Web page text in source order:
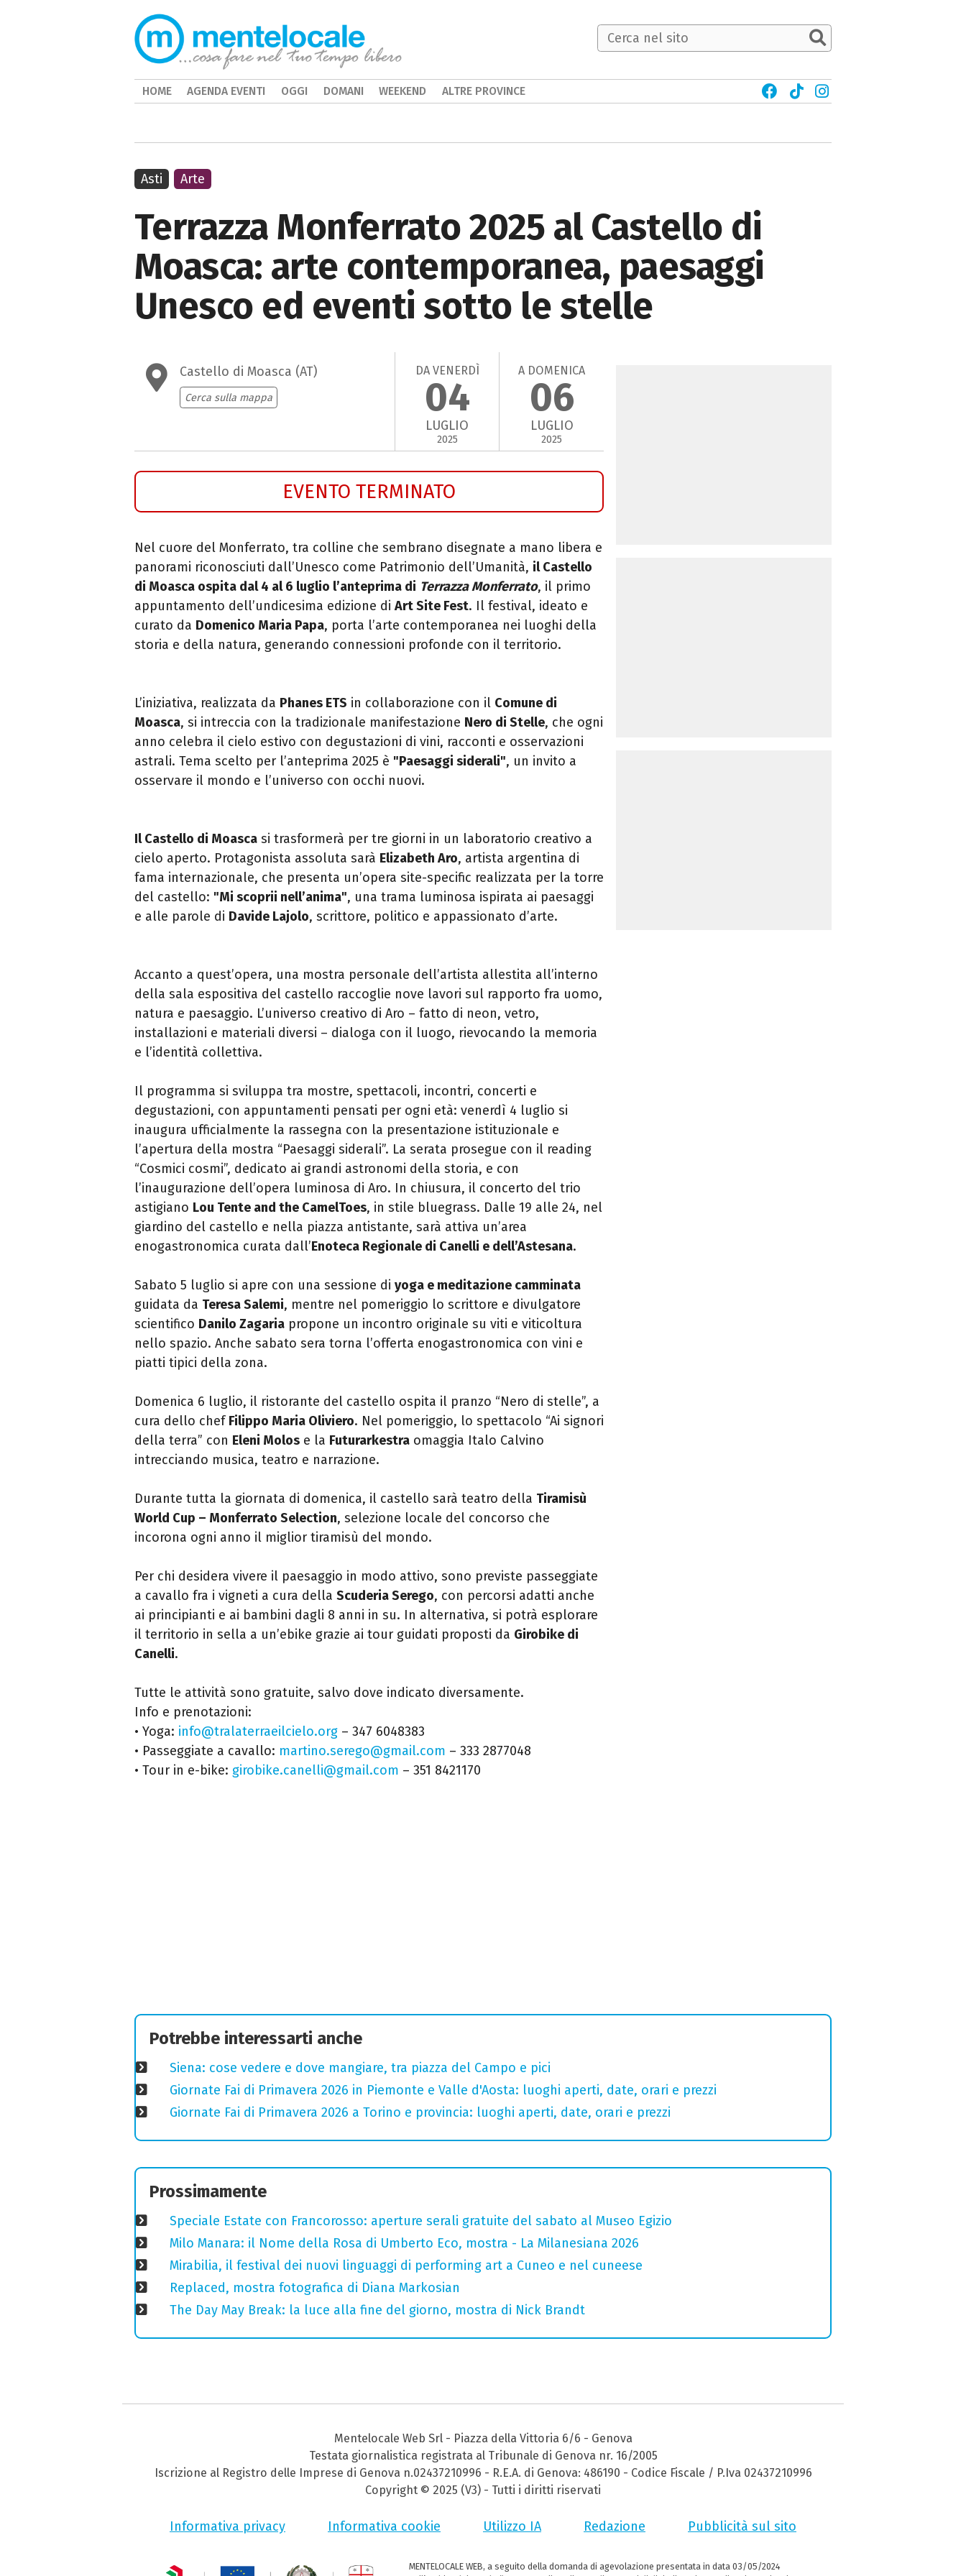
Terrazza Monferrato 2025 al Castello di
Moasca: arte contemporanea, paesaggi
Unesco ed eventi sotto le stelle
Castello di Moasca (AT)
Cerca sulla mappa
DA VENERDÌ
04
LUGLIO
2025
A DOMENICA
06
LUGLIO
2025
EVENTO TERMINATO
Nel cuore del Monferrato, tra colline che sembrano disegnate a mano libera e
panorami riconosciuti dall’Unesco come Patrimonio dell’Umanità, il Castello
di Moasca ospita dal 4 al 6 luglio l’anteprima di Terrazza Monferrato, il primo
appuntamento dell’undicesima edizione di Art Site Fest. Il festival, ideato e
curato da Domenico Maria Papa, porta l’arte contemporanea nei luoghi della
storia e della natura, generando connessioni profonde con il territorio.
L’iniziativa, realizzata da Phanes ETS in collaborazione con il Comune di
Moasca, si intreccia con la tradizionale manifestazione Nero di Stelle, che ogni
anno celebra il cielo estivo con degustazioni di vini, racconti e osservazioni
astrali. Tema scelto per l’anteprima 2025 è "Paesaggi siderali", un invito a
osservare il mondo e l’universo con occhi nuovi.
Il Castello di Moasca si trasformerà per tre giorni in un laboratorio creativo a
cielo aperto. Protagonista assoluta sarà Elizabeth Aro, artista argentina di
fama internazionale, che presenta un’opera site-specific realizzata per la torre
del castello: "Mi scoprii nell’anima", una trama luminosa ispirata ai paesaggi
e alle parole di Davide Lajolo, scrittore, politico e appassionato d’arte.
Accanto a quest’opera, una mostra personale dell’artista allestita all’interno
della sala espositiva del castello raccoglie nove lavori sul rapporto fra uomo,
natura e paesaggio. L’universo creativo di Aro – fatto di neon, vetro,
installazioni e materiali diversi – dialoga con il luogo, rievocando la memoria
e l’identità collettiva.
Il programma si sviluppa tra mostre, spettacoli, incontri, concerti e
degustazioni, con appuntamenti pensati per ogni età: venerdì 4 luglio si
inaugura ufficialmente la rassegna con la presentazione istituzionale e
l’apertura della mostra “Paesaggi siderali”. La serata prosegue con il reading
“Cosmici cosmi”, dedicato ai grandi astronomi della storia, e con
l’inaugurazione dell’opera luminosa di Aro. In chiusura, il concerto del trio
astigiano Lou Tente and the CamelToes, in stile bluegrass. Dalle 19 alle 24, nel
giardino del castello e nella piazza antistante, sarà attiva un’area
enogastronomica curata dall’Enoteca Regionale di Canelli e dell’Astesana.
Sabato 5 luglio si apre con una sessione di yoga e meditazione camminata
guidata da Teresa Salemi, mentre nel pomeriggio lo scrittore e divulgatore
scientifico Danilo Zagaria propone un incontro originale su viti e viticoltura
nello spazio. Anche sabato sera torna l’offerta enogastronomica con vini e
piatti tipici della zona.
Domenica 6 luglio, il ristorante del castello ospita il pranzo “Nero di stelle”, a
cura dello chefFilippo Maria Oliviero. Nel pomeriggio, lo spettacolo “Ai signori
della terra” con Eleni Molos e la Futurarkestra omaggia Italo Calvino
intrecciando musica, teatro e narrazione.
Durante tutta la giornata di domenica, il castello sarà teatro della Tiramisù
World Cup – Monferrato Selection, selezione locale del concorso che
incorona ogni anno il miglior tiramisù del mondo.
Per chi desidera vivere il paesaggio in modo attivo, sono previste passeggiate
a cavallo fra i vigneti a cura della Scuderia Serego, con percorsi adatti anche
ai principianti e ai bambini dagli 8 anni in su. In alternativa, si potrà esplorare
il territorio in sella a un’ebike grazie ai tour guidati proposti da Girobike di
Canelli.
Tutte le attività sono gratuite, salvo dove indicato diversamente.
Info e prenotazioni:
• Yoga: info@tralaterraeilcielo.org – 347 6048383
• Passeggiate a cavallo: martino.serego@gmail.com – 333 2877048
• Tour in e-bike: girobike.canelli@gmail.com – 351 8421170
Asti Arte
Potrebbe interessarti anche
Siena: cose vedere e dove mangiare, tra piazza del Campo e pici
Giornate Fai di Primavera 2026 in Piemonte e Valle d'Aosta: luoghi aperti, date, orari e prezzi
Giornate Fai di Primavera 2026 a Torino e provincia: luoghi aperti, date, orari e prezzi
Prossimamente
Speciale Estate con Francorosso: aperture serali gratuite del sabato al Museo Egizio
Milo Manara: il Nome della Rosa di Umberto Eco, mostra - La Milanesiana 2026
Mirabilia, il festival dei nuovi linguaggi di performing art a Cuneo e nel cuneese
Replaced, mostra fotografica di Diana Markosian
The Day May Break: la luce alla fine del giorno, mostra di Nick Brandt
HOME AGENDA EVENTI OGGI DOMANI WEEKEND ALTRE PROVINCE
Mentelocale Web Srl - Piazza della Vittoria 6/6 - Genova
Testata giornalistica registrata al Tribunale di Genova nr. 16/2005
Iscrizione al Registro delle Imprese di Genova n.02437210996 - R.E.A. di Genova: 486190 - Codice Fiscale / P.Iva 02437210996
Copyright © 2025 (V3) - Tutti i diritti riservati
Informativa privacy Informativa cookie Utilizzo IA Redazione Pubblicità sul sito
MENTELOCALE WEB, a seguito della domanda di agevolazione presentata in data 03/05/2024